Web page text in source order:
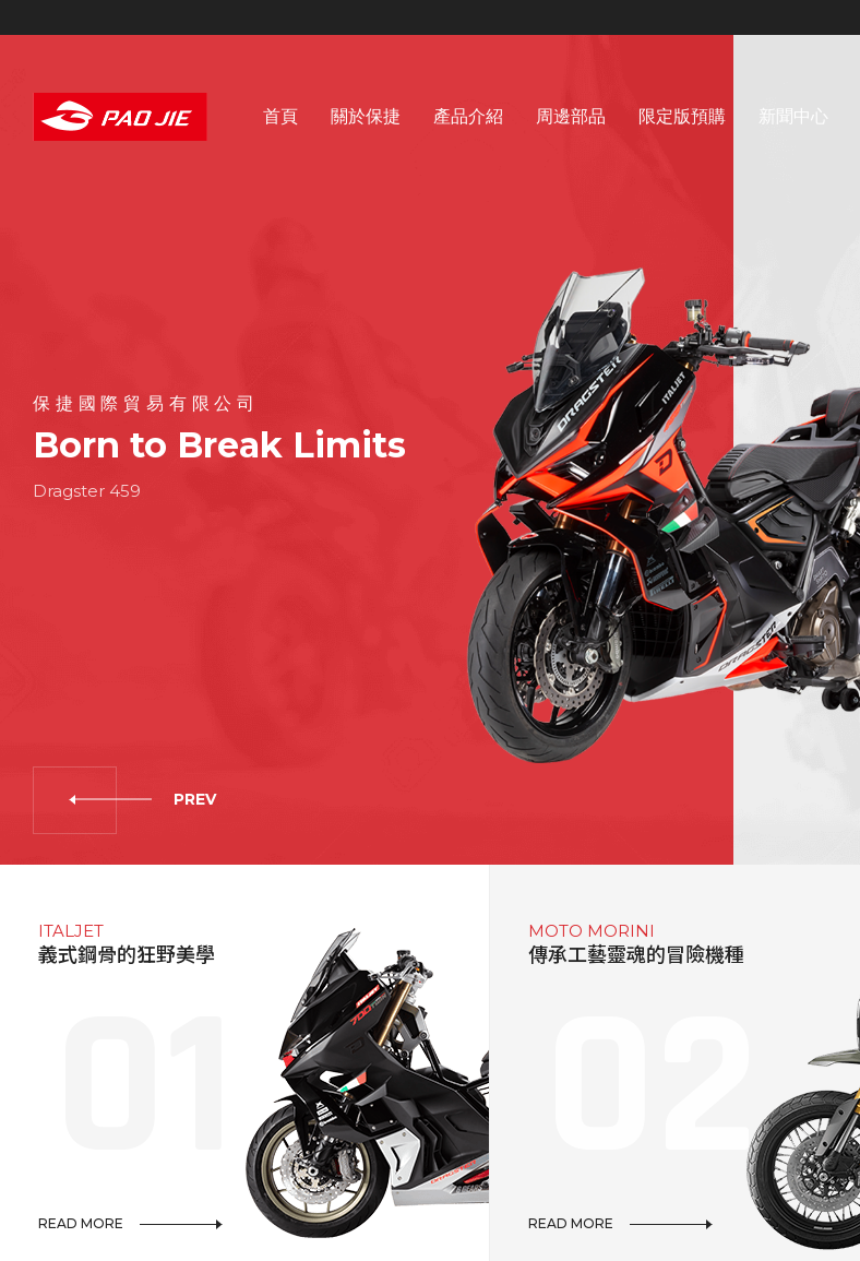
首頁 關於保捷 產品介紹 周邊部品 限定版預購 新聞中心
PREV
保捷國際貿易有限公司
Born to Break Limits
Dragster 459
ITALJET
義式鋼骨的狂野美學
READ MORE
MOTO MORINI
傳承工藝靈魂的冒險機種
2
READ MORE